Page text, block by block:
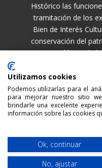
Histórico las
tramitación de los
Bien de Interés
conservación del
y arqueológico de
Consejería de Cultura
de La Palma / 2021 /
Utilizamos cookies
Podemos utilizarlas para el
para mejorar nuestro sitio
brindarle una excelente
información sobre las cookies
Ok, continuar
No, ajustar